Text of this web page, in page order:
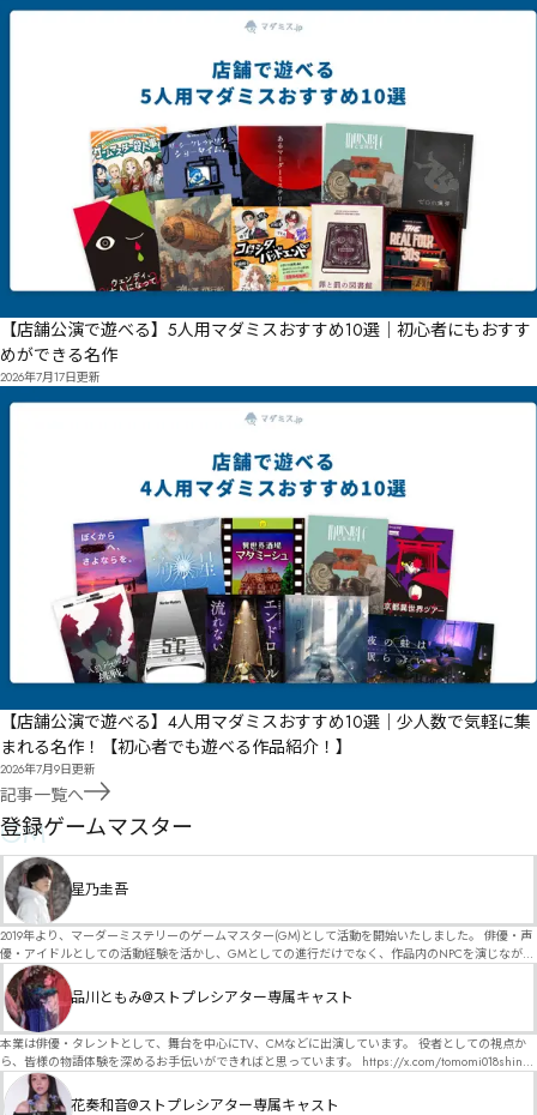
【店舗公演で遊べる】5人用マダミスおすすめ10選｜初心者にもおすす
めができる名作
2026年7月17日更新
【店舗公演で遊べる】4人用マダミスおすすめ10選｜少人数で気軽に集
まれる名作！【初心者でも遊べる作品紹介！】
2026年7月9日更新
記事一覧へ
GM
登録ゲームマスター
星乃圭吾
2019年より、マーダーミステリーのゲームマスター(GM)として活動を開始いたしました。 俳優・声
優・アイドルとしての活動経験を活かし、GMとしての進行だけでなく、作品内のNPCを演じなが
ら、お客様に物語の世界へ入り込んでいただくような演出・サービスを得意としています。 自分自
身でも作品制作を行っているので、作家さんが作品に込めた想いや意図を大切にしながら、その作
品の魅力をお客様に届けられるような公演を心がけています。 参加してくださる皆様がどんなエン
ディングを迎えるのか、どんな物語が生まれるのかを想像しながら、公演を進めていく時間が本当
に大好きです！ 対応可能作品は、オフライン（対面）作品のみとなります。 得意分野をひとつ挙げ
るなら恋愛もの（恋愛要素を含むシナリオ）ですが、ファンタジー、デスゲーム、青春ものなど、
ジャンルを問わず幅広く対応可能です！お任せください！ 《所属団体・店舗》 ★ Lanbelysma -ラン
ビリズマ- (代表・制作・GM) ★ ストーリープレイングシアター (GM) ★ フィネガンズ ウェイク
品川ともみ@ストプレシアター専属キャスト
本業は俳優・タレントとして、舞台を中心にTV、CMなどに出演しています。 役者としての視点か
ら、皆様の物語体験を深めるお手伝いができればと思っています。 https://x.com/tomomi018shin?
s=11 活動内容はSNSにて投稿しています。 SPT所属。 ストーリープレイングシアター「星詠みの
標」にてGMデビュー。 ボードゲーム×体感型演劇 イマーシブカフェ「コアクト」(不定期開催)出
花奏和音@ストプレシアター専属キャスト